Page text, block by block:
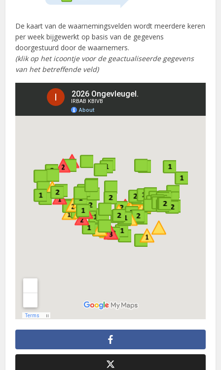
De kaart van de waarnemingsvelden wordt meerdere keren
per week bijgewerkt op basis van de gegevens
doorgestuurd door de waarnemers.
(klik op het icoontje voor de geactualiseerde gegevens
van het betreffende veld)